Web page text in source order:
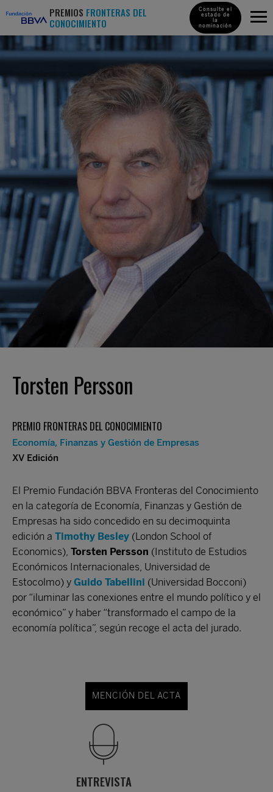
PREMIOS FRONTERAS DEL
CONOCIMIENTO
Consulte el
estado de
la
nominación
Torsten Persson
PREMIO FRONTERAS DEL CONOCIMIENTO
Economía, Finanzas y Gestión de Empresas
XV Edición
El Premio Fundación BBVA Fronteras del Conocimiento
en la categoría de Economía, Finanzas y Gestión de
Empresas ha sido concedido en su decimoquinta
edición a Timothy Besley (London School of
Economics), Torsten Persson (Instituto de Estudios
Económicos Internacionales, Universidad de
Estocolmo) y Guido Tabellini (Universidad Bocconi)
por “iluminar las conexiones entre el mundo político y el
económico” y haber “transformado el campo de la
economía política”, según recoge el acta del jurado.
MENCIÓN DEL ACTA
ENTREVISTA